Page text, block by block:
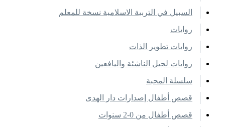
السبيل في التربية الاسلامية نسخة للمعلم
روايات
روايات تطوير الذات
روايات لجيل الناشئة واليافعين
سلسلة المحبة
قصص أطفال إصدارات دار الهدى
قصص أطفال من 0-2 سنوات